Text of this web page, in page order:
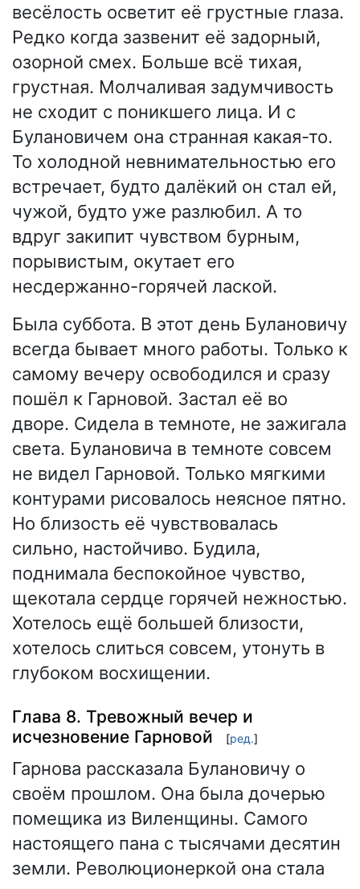
весёлость осветит её грустные глаза.
Редко когда зазвенит её задорный,
озорной смех. Больше всё тихая,
грустная. Молчаливая задумчивость
не сходит с поникшего лица. И с
Булановичем она странная какая-то.
То холодной невнимательностью его
встречает, будто далёкий он стал ей,
чужой, будто уже разлюбил. А то
вдруг закипит чувством бурным,
порывистым, окутает его
несдержанно-горячей лаской.
Была суббота. В этот день Булановичу
всегда бывает много работы. Только к
самому вечеру освободился и сразу
пошёл к Гарновой. Застал её во
дворе. Сидела в темноте, не зажигала
света. Булановича в темноте совсем
не видел Гарновой. Только мягкими
контурами рисовалось неясное пятно.
Но близость её чувствовалась
сильно, настойчиво. Будила,
поднимала беспокойное чувство,
щекотала сердце горячей нежностью.
Хотелось ещё большей близости,
хотелось слиться совсем, утонуть в
глубоком восхищении.
Глава 8. Тревожный вечер и
исчезновение Гарновой
[ред.]
Гарнова рассказала Булановичу о
своём прошлом. Она была дочерью
помещика из Виленщины. Самого
настоящего пана с тысячами десятин
земли. Революционеркой она стала